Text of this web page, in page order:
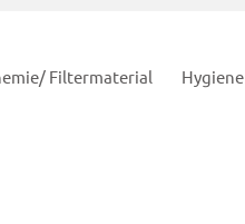
Filtermaterial Hygiene